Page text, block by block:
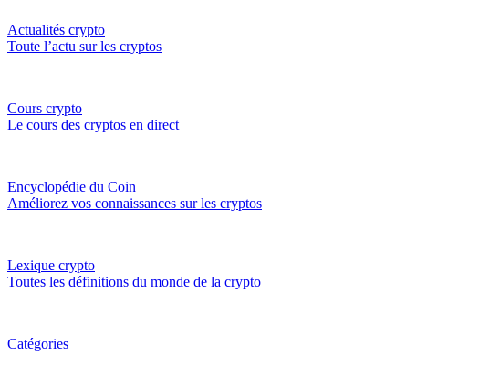
Actualités crypto
Toute l’actu sur les cryptos
Cours crypto
Le cours des cryptos en direct
Encyclopédie du Coin
Améliorez vos connaissances sur les cryptos
Lexique crypto
Toutes les définitions du monde de la crypto
Catégories